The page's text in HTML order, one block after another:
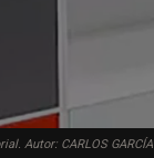
Autor: CARLOS GARCÍA